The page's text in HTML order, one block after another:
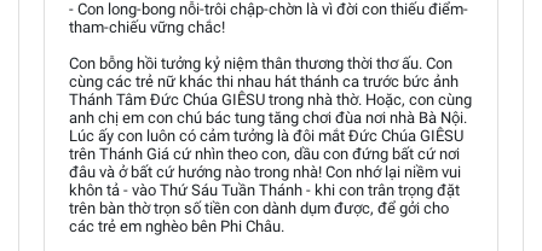
- Con long-bong nỗi-trôi chập-chờn là vì đời con thiếu điểm-
tham-chiếu vững chắc!
Con bỗng hồi tưởng kỷ niệm thân thương thời thơ ấu. Con
cùng các trẻ nữ khác thi nhau hát thánh ca trước bức ảnh
Thánh Tâm Đức Chúa GIÊSU trong nhà thờ. Hoặc, con cùng
anh chị em con chú bác tung tăng chơi đùa nơi nhà Bà Nội.
Lúc ấy con luôn có cảm tưởng là đôi mắt Đức Chúa GIÊSU
trên Thánh Giá cứ nhìn theo con, dầu con đứng bất cứ nơi
đâu và ở bất cứ hướng nào trong nhà! Con nhớ lại niềm vui
khôn tả - vào Thứ Sáu Tuần Thánh - khi con trân trọng đặt
trên bàn thờ trọn số tiền con dành dụm được, để gởi cho
các trẻ em nghèo bên Phi Châu.